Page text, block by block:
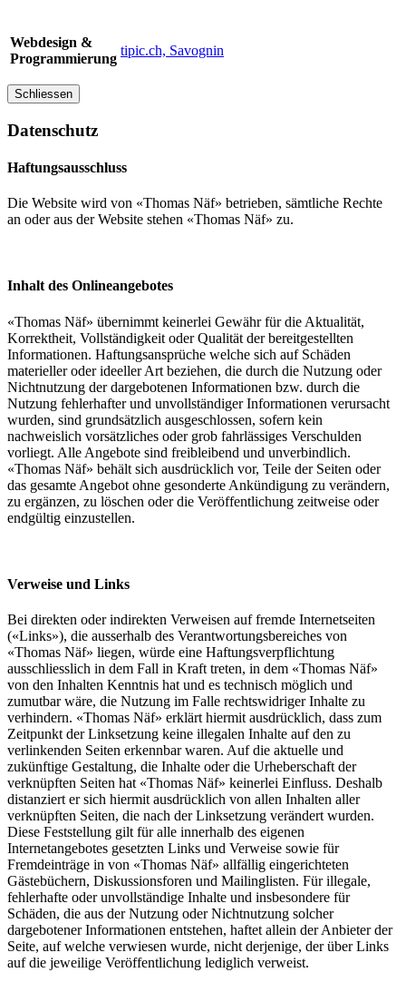
Webdesign &
Programmierung
tipic.ch, Savognin
Schliessen
Datenschutz
Haftungsausschluss
Die Website wird von «Thomas Näf» betrieben, sämtliche Rechte
an oder aus der Website stehen «Thomas Näf» zu.
Inhalt des Onlineangebotes
«Thomas Näf» übernimmt keinerlei Gewähr für die Aktualität,
Korrektheit, Vollständigkeit oder Qualität der bereitgestellten
Informationen. Haftungsansprüche welche sich auf Schäden
materieller oder ideeller Art beziehen, die durch die Nutzung oder
Nichtnutzung der dargebotenen Informationen bzw. durch die
Nutzung fehlerhafter und unvollständiger Informationen verursacht
wurden, sind grundsätzlich ausgeschlossen, sofern kein
nachweislich vorsätzliches oder grob fahrlässiges Verschulden
vorliegt. Alle Angebote sind freibleibend und unverbindlich.
«Thomas Näf» behält sich ausdrücklich vor, Teile der Seiten oder
das gesamte Angebot ohne gesonderte Ankündigung zu verändern,
zu ergänzen, zu löschen oder die Veröffentlichung zeitweise oder
endgültig einzustellen.
Verweise und Links
Bei direkten oder indirekten Verweisen auf fremde Internetseiten
(«Links»), die ausserhalb des Verantwortungsbereiches von
«Thomas Näf» liegen, würde eine Haftungsverpflichtung
ausschliesslich in dem Fall in Kraft treten, in dem «Thomas Näf»
von den Inhalten Kenntnis hat und es technisch möglich und
zumutbar wäre, die Nutzung im Falle rechtswidriger Inhalte zu
verhindern. «Thomas Näf» erklärt hiermit ausdrücklich, dass zum
Zeitpunkt der Linksetzung keine illegalen Inhalte auf den zu
verlinkenden Seiten erkennbar waren. Auf die aktuelle und
zukünftige Gestaltung, die Inhalte oder die Urheberschaft der
verknüpften Seiten hat «Thomas Näf» keinerlei Einfluss. Deshalb
distanziert er sich hiermit ausdrücklich von allen Inhalten aller
verknüpften Seiten, die nach der Linksetzung verändert wurden.
Diese Feststellung gilt für alle innerhalb des eigenen
Internetangebotes gesetzten Links und Verweise sowie für
Fremdeinträge in von «Thomas Näf» allfällig eingerichteten
Gästebüchern, Diskussionsforen und Mailinglisten. Für illegale,
fehlerhafte oder unvollständige Inhalte und insbesondere für
Schäden, die aus der Nutzung oder Nichtnutzung solcher
dargebotener Informationen entstehen, haftet allein der Anbieter der
Seite, auf welche verwiesen wurde, nicht derjenige, der über Links
auf die jeweilige Veröffentlichung lediglich verweist.